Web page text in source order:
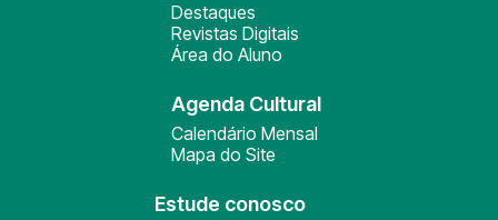
Destaques
Revistas Digitais
Área do Aluno
Agenda Cultural
Calendário Mensal
Mapa do Site
Estude conosco